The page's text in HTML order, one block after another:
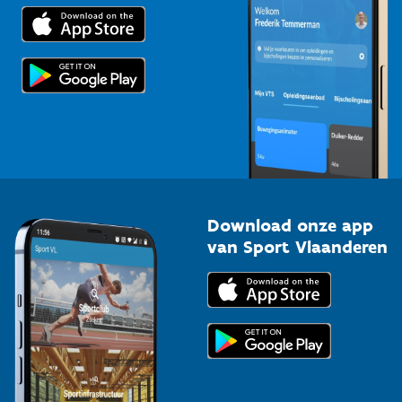
Trainers en begeleiders
Topsporters
Voor de pers
Download onze app
van Sport Vlaanderen